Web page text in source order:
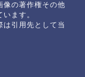
像の著作権その他
ます。
は引用先として当